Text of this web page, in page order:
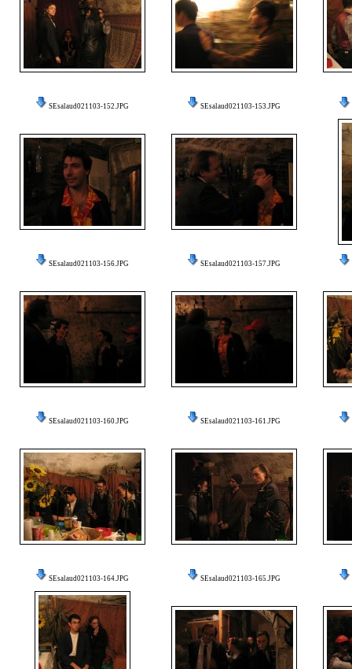
SEsalaud021103-152.JPG SEsalaud021103-153.JPG
SEsalaud021103-156.JPG SEsalaud021103-157.JPG
SEsalaud021103-160.JPG SEsalaud021103-161.JPG
SEsalaud021103-164.JPG SEsalaud021103-165.JPG